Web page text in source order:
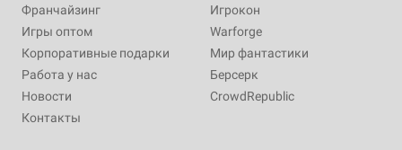
Франчайзинг
Игры оптом
Корпоративные подарки
Работа у нас
Новости
Контакты
Игрокон
Warforge
Мир фантастики
Берсерк
CrowdRepublic